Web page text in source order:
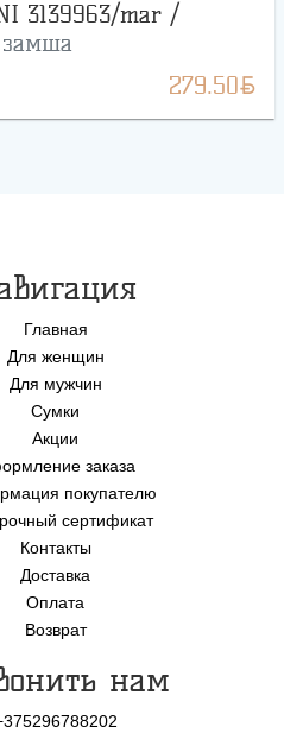
3139963/mar /
279.50BYN
Главная
Для женщин
Для мужчин
Сумки
Акции
заказа
покупателю
сертификат
Контакты
Доставка
Оплата
Возврат
нам